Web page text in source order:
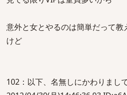
意外と女とやるのは簡単だって
けど
102：以下、名無しにかわりまし